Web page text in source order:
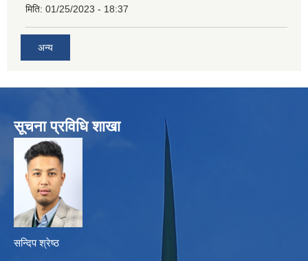
मिति: 01/25/2023 - 18:37
अन्य
सूचना प्रविधि शाखा
सन्दिप श्रेष्ठ